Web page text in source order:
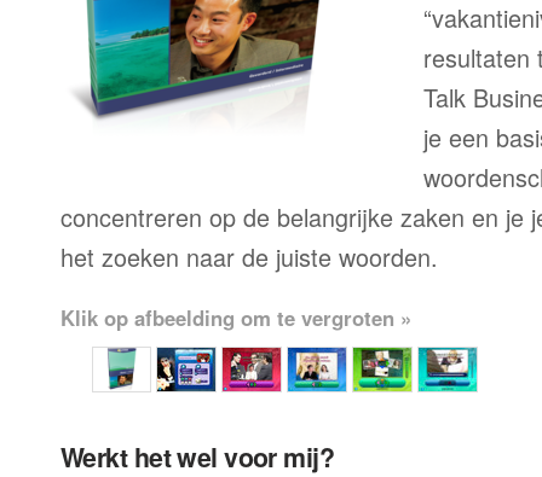
resultaten
Talk
je een
concentreren op de belangrijke zaken en je
het zoeken naar de juiste woorden.
Klik op afbeelding om te vergroten »
Werkt het wel voor mij?